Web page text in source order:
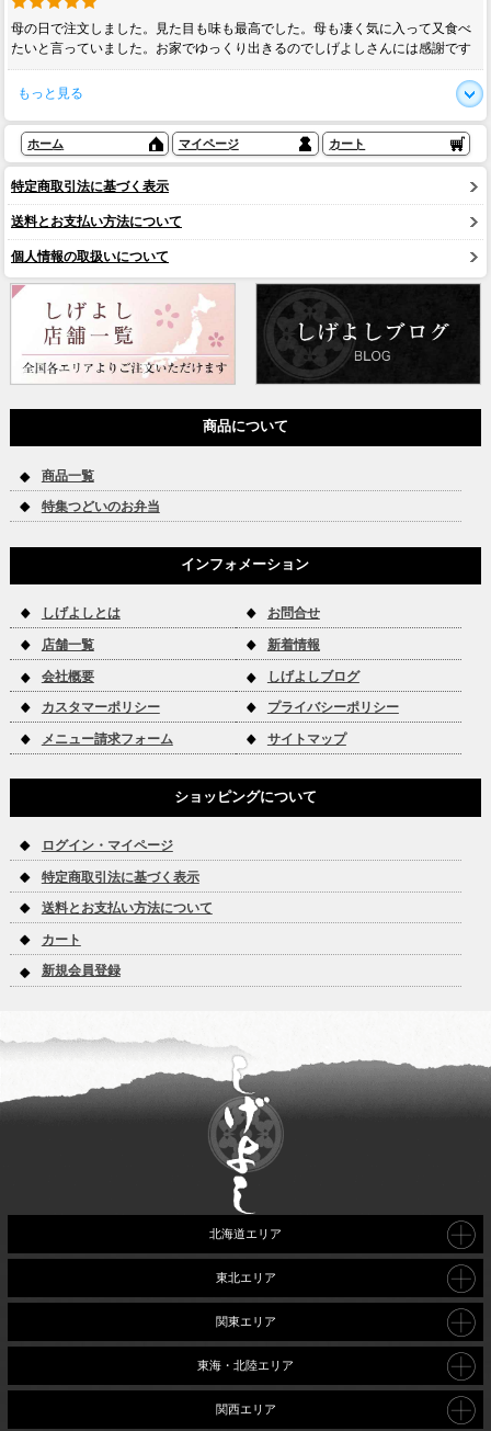
母の日で注文しました。見た目も味も最高でした。母も凄く気に入って又食べ
たいと言っていました。お家でゆっくり出きるのでしげよしさんには感謝です
もっと見る
ホーム マイページ カート
特定商取引法に基づく表示
送料とお支払い方法について
個人情報の取扱いについて
商品について
商品一覧
特集つどいのお弁当
インフォメーション
しげよしとは お問合せ
店舗一覧 新着情報
会社概要 しげよしブログ
カスタマーポリシー プライバシーポリシー
メニュー請求フォーム サイトマップ
ショッピングについて
ログイン・マイページ
特定商取引法に基づく表示
送料とお支払い方法について
カート
新規会員登録
北海道エリア
東北エリア
関東エリア
東海・北陸エリア
関西エリア